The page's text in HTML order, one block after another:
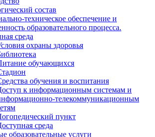
состав
техническое обеспечение и
образовательного процесса.
среда
охраны здоровья
обучающихся
обучения и воспитания
к информационным системам и
телекоммуникационным
пункт
среда
образовательные услуги